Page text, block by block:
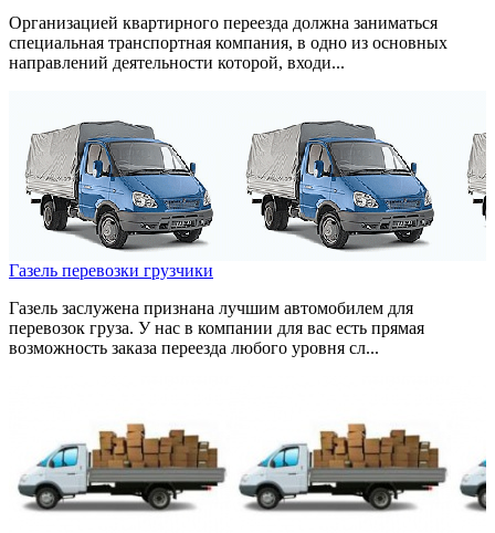
Организацией квартирного переезда должна заниматься
специальная транспортная компания, в одно из основных
направлений деятельности которой, входи...
Газель перевозки грузчики
Газель заслужена признана лучшим автомобилем для
перевозок груза. У нас в компании для вас есть прямая
возможность заказа переезда любого уровня сл...